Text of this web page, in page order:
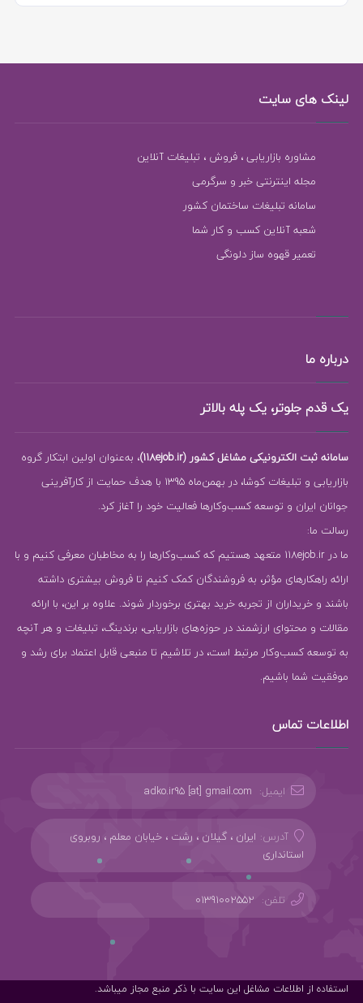
لینک های سایت
مشاوره بازاریابی ، فروش ، تبلیغات آنلاین
مجله اینترنتی خبر و سرگرمی
سامانه تبلیغات ساختمان کشور
شعبه آنلاین کسب و کار شما
تعمیر قهوه ساز دلونگی
درباره ما
یک قدم جلوتر، یک پله بالاتر
سامانه ثبت الکترونیکی مشاغل کشور (118ejob.ir)
، به‌عنوان اولین ابتکار گروه
بازاریابی و تبلیغات کوشا، در بهمن‌ماه 1395 با هدف حمایت از کارآفرینی
جوانان ایران و توسعه کسب‌وکارها فعالیت خود را آغاز کرد.
رسالت ما:
ما در 118ejob.ir متعهد هستیم که کسب‌وکارها را به مخاطبان معرفی کنیم و با
ارائه راهکارهای مؤثر، به فروشندگان کمک کنیم تا فروش بیشتری داشته
باشند و خریداران از تجربه خرید بهتری برخوردار شوند. علاوه بر این، با ارائه
مقالات و محتوای ارزشمند در حوزه‌های بازاریابی، برندینگ، تبلیغات و هر آنچه
به توسعه کسب‌وکار مرتبط است، در تلاشیم تا منبعی قابل اعتماد برای رشد و
موفقیت شما باشیم.
اطلاعات تماس
ایمیل: adko.ir95 [at] gmail.com
آدرس: ایران ، گیلان ، رشت ، خیابان معلم ، روبروی
استانداری
تلفن: 01391002552
استفاده از اطلاعات مشاغل این سایت با ذکر منبع مجاز میباشد.